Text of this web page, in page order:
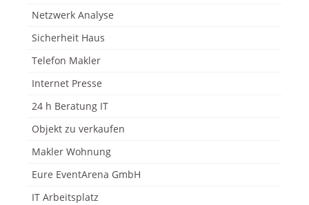
Netzwerk Analyse
Sicherheit Haus
Telefon Makler
Internet Presse
24 h Beratung IT
Objekt zu verkaufen
Makler Wohnung
Eure EventArena GmbH
IT Arbeitsplatz